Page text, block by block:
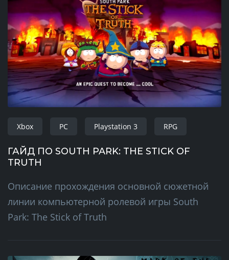
Xbox PC Playstation 3 RPG
ГАЙД ПО SOUTH PARK: THE STICK OF
TRUTH
Описание прохождения основной сюжетной
линии компьютерной ролевой игры South
Park: The Stick of Truth